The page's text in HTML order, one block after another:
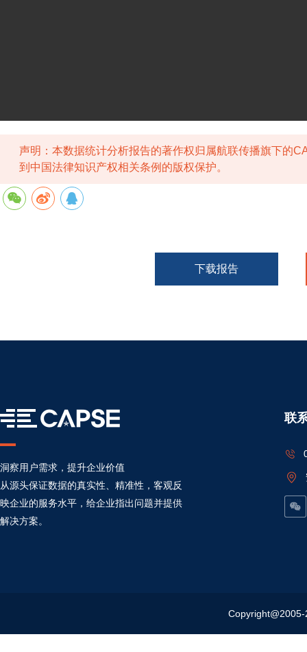
声明：本数据统计分析报告的著作权归属航联传播旗下的
到中国法律知识产权相关条例的版权保护。
下载报告
洞察用户需求，提升企业价值
从源头保证数据的真实性、精准性，客观反
映企业的服务水平，给企业指出问题并提供
解决方案。
联